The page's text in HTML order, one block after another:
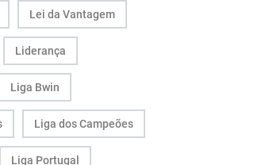
Lei da Vantagem
Liderança
Liga Bwin
Liga dos Campeões
Liga Portugal